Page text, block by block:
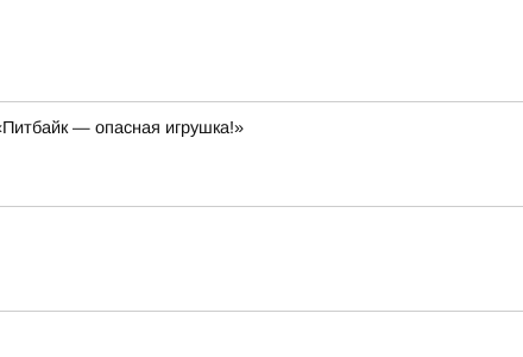
— опасная игрушка!»